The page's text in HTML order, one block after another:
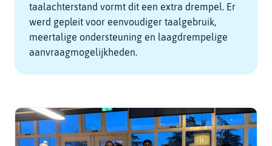
taalachterstand vormt dit een extra drempel. Er
werd gepleit voor eenvoudiger taalgebruik,
meertalige ondersteuning en laagdrempelige
aanvraagmogelijkheden.